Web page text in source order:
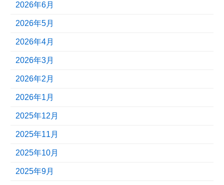
2026年6月
2026年5月
2026年4月
2026年3月
2026年2月
2026年1月
2025年12月
2025年11月
2025年10月
2025年9月